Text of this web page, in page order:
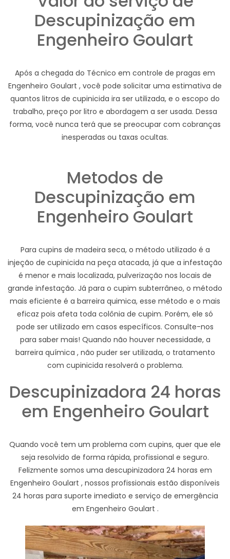
Descupinização em
Engenheiro Goulart
Após a chegada do Técnico em controle de pragas em
Engenheiro Goulart , você pode solicitar uma estimativa de
quantos litros de cupinicida ira ser utilizada, e o escopo do
trabalho, preço por litro e abordagem a ser usada. Dessa
forma, você nunca terá que se preocupar com cobranças
inesperadas ou taxas ocultas.
Metodos de
Descupinização em
Engenheiro Goulart
Para cupins de madeira seca, o método utilizado é a
injeção de cupinicida na peça atacada, já que a infestação
é menor e mais localizada, pulverização nos locais de
grande infestação. Já para o cupim subterrâneo, o método
mais eficiente é a barreira quimica, esse método e o mais
eficaz pois afeta toda colônia de cupim. Porém, ele só
pode ser utilizado em casos específicos. Consulte-nos
para saber mais! Quando não houver necessidade, a
barreira química , não puder ser utilizada, o tratamento
com cupinicida resolverá o problema.
Descupinizadora 24 horas
em Engenheiro Goulart
Quando você tem um problema com cupins, quer que ele
seja resolvido de forma rápida, profissional e seguro.
Felizmente somos uma descupinizadora 24 horas em
Engenheiro Goulart , nossos profissionais estão disponíveis
24 horas para suporte imediato e serviço de emergência
em Engenheiro Goulart .